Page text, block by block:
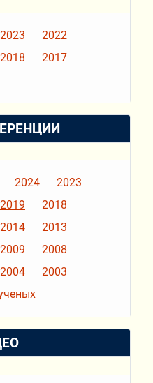
2023
2022
2018
2017
2024
2023
2019
2018
2014
2013
2009
2008
2004
2003